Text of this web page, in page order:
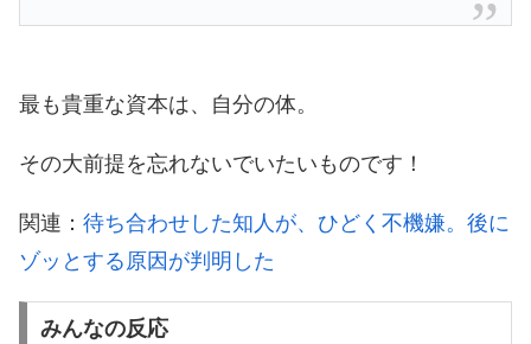
最も貴重な資本は、自分の体。
その大前提を忘れないでいたいものです！
関連： 待ち合わせした知人が、ひどく不機嫌。後に
ゾッとする原因が判明した
みんなの反応